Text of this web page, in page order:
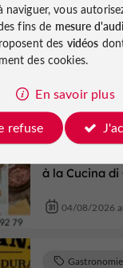
à la Cucina di
04/08/2026
à la Cucina di
Gastronomie
Monteton
04/08/2026
Gastronomie
naviguer, vous
fins de mesure
des vidéos
des cookies.
En savoir plus
refuse